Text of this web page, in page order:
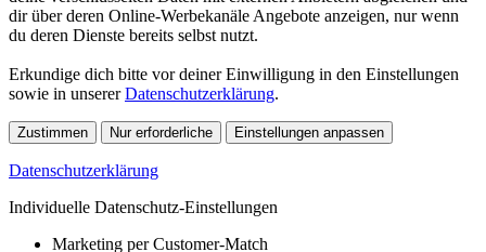
dir über deren Online-Werbekanäle Angebote anzeigen, nur wenn
du deren Dienste bereits selbst nutzt.
Erkundige dich bitte vor deiner Einwilligung in den Einstellungen
sowie in unsererDatenschutzerklärung.
Zustimmen Nur erforderliche Einstellungen anpassen
Datenschutzerklärung
Individuelle Datenschutz-Einstellungen
Marketing per Customer-Match